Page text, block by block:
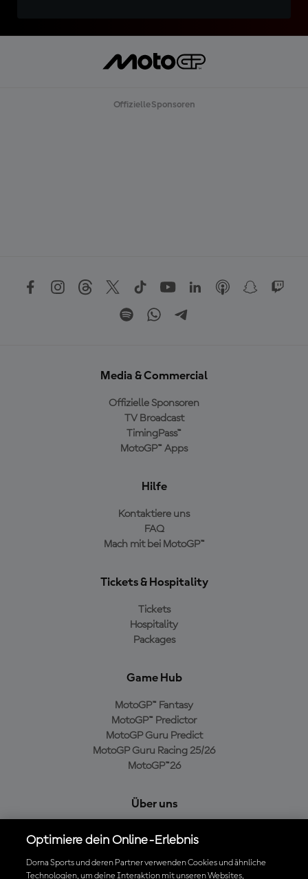
Offizielle Sponsoren
Media & Commercial
Offizielle Sponsoren
TV Broadcast
TimingPass™
MotoGP™ Apps
Hilfe
Kontaktiere uns
FAQ
Mach mit bei MotoGP™
Tickets & Hospitality
Tickets
Hospitality
Packages
Game Hub
MotoGP™ Fantasy
MotoGP™ Predictor
MotoGP Guru Predict
MotoGP Guru Racing 25/26
MotoGP™26
Über uns
Cookie-Richtlinien
Geschäftsbedingungen
Optimiere dein Online-Erlebnis
Dorna Sports und deren Partner verwenden Cookies und ähnliche
Technologien, um deine Interaktion mit unseren Websites,